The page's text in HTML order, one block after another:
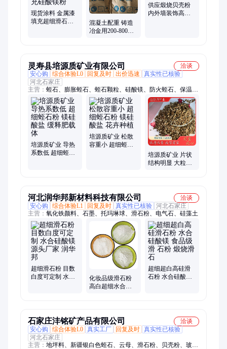
现货涂料 金属漆
填充超细滑石粉
混凝土配重 铸造
冶金用200-800目
供应煅烧贝壳粉
内外墙装饰高档
灵寿县培源质矿业有限公司
洽谈
安心购
综合体验L0 回复及时 出价迅速
真实性已核验
河北石家庄
主营： 蛭石、膨胀蛭石、蛭石颗粒、硅酸镁、防火蛭石、保温蛭
石、金黄色膨胀蛭石、大颗粒膨胀蛭石、养花蛭石、多肉用蛭
石、兰花蛭石、蔬菜育苗蛭石、建筑蛭石、轻质骨料蛭石、防爆
蛭石、屋面保温蛭石、孵化蛭石、吸附过滤蛭石、金黄色蛭石、
大颗粒蛭石、轻蛭石、3-6mm蛭石、20-40目蛭石、5-8mm蛭石、
1-3mm蛭石
培源质矿业 导热
系数低 超细蛭石
培源质矿业 松散
容重小 超细蛭石
培源质矿业 片状
结构明显 大粒径
河北润华邦新材料科技有限公司
洽谈
安心购
综合体验L1 回复及时 真实性已核验 河北石家庄
主营： 氧化铁颜料、石墨、托玛琳球、滑石粉、电气石、硅藻土
超细滑石粉 目数
白度可定制 水合
化妆品级滑石粉
高白超细水合硅
超细超白高硅滑
石粉 水合硅酸镁
石家庄沣铭矿产品有限公司
洽谈
安心购
综合体验L0 真实工厂 回复及时 真实性已核验
河北石家庄
主营： 地坪料、新疆银白色蛭石、云母、滑石粉、贝壳粉、玻璃